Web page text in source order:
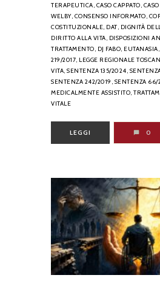
TERAPEUTICA, CASO CAPPATO,
WELBY, CONSENSO INFORMATO,
COSTITUZIONALE, DAT, DIGNITÀ
DIRITTO ALLA VITA, DISPOSIZIONI
TRATTAMENTO, DJ FABO, EUTANASIA,
219/2017, LEGGE REGIONALE
VITA, SENTENZA 135/2024,
SENTENZA 242/2019, SENTENZA 66/
MEDICALMENTE ASSISTITO,
VITALE
LEGGI 0